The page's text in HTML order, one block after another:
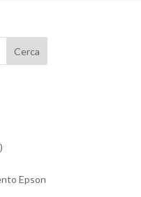
Epson